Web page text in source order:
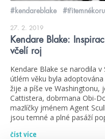
#kendareblake
27. 2. 2019
Kendare Blake:
včelí roj
Kendare Blake se narodila
útlém věku byla
žije a píše ve Washingtonu,
Cattistera, dobrmana Obi-
mazlíčky jménem Agent
jsou temné a plné pasáží
číst více